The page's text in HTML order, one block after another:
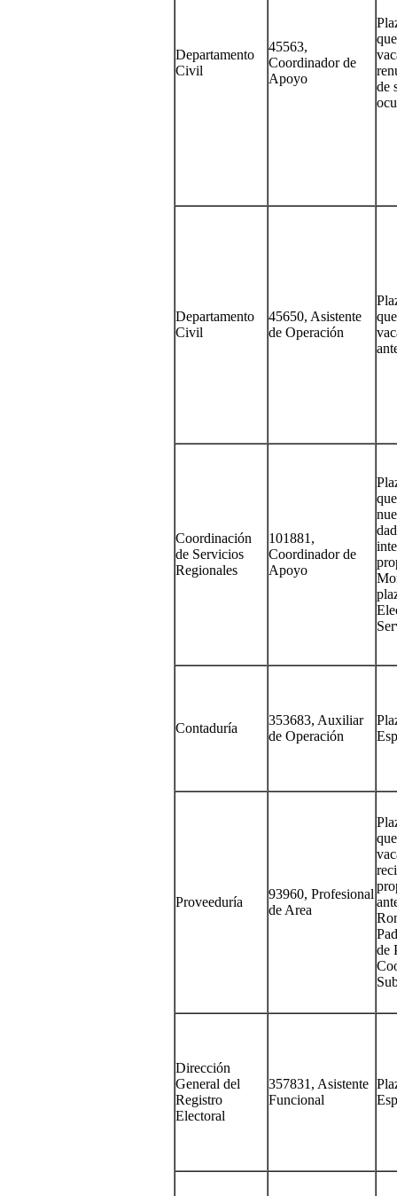
Departamento
Civil
45563,
Coordinador de
Apoyo
de
Departamento
Civil
45650, Asistente
de Operación
Coordinación
de Servicios
Regionales
101881,
Coordinador de
Apoyo
Contaduría
353683, Auxiliar
de Operación
Proveeduría
93960, Profesional
de Area
de
Dirección
General del
Registro
Electoral
357831, Asistente
Funcional